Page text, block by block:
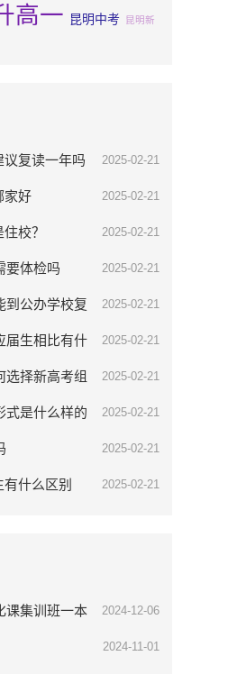
高一 昆明中考 昆明新
复读一年吗 2025-02-21
家好 2025-02-21
校？ 2025-02-21
要体检吗 2025-02-21
到公办学校复 2025-02-21
届生相比有什 2025-02-21
选择新高考组 2025-02-21
式是什么样的 2025-02-21
2025-02-21
什么区别 2025-02-21
课集训班一本 2024-12-06
2024-11-01